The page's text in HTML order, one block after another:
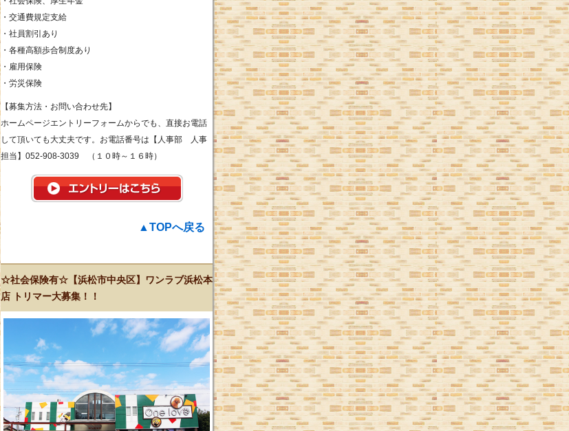
・交通費規定支給
・社員割引あり
・各種高額歩合制度あり
・雇用保険
・労災保険
【募集方法・お問い合わせ先】
ホームページエントリーフォームからでも、直接お電話
して頂いても大丈夫です。お電話番号は【人事部 人事
担当】052-908-3039 （１０時～１６時）
▲TOPへ戻る
☆社会保険有☆【浜松市中央区】ワンラブ浜松本
店 トリマー大募集！！